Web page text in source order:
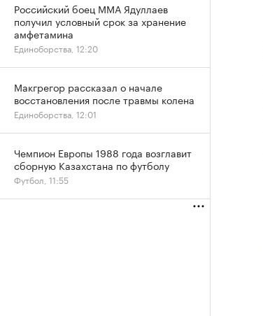
Российский боец ММА Ядуллаев
получил условный срок за хранение
амфетамина
Единоборства, 12:20
Макгрегор рассказал о начале
восстановления после травмы колена
Единоборства, 12:01
Чемпион Европы 1988 года возглавит
сборную Казахстана по футболу
Футбол, 11:55